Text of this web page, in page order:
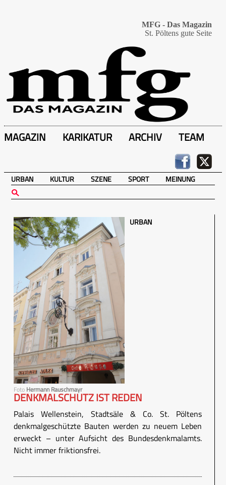
MFG - Das Magazin
St. Pöltens gute Seite
MAGAZIN KARIKATUR ARCHIV TEAM
URBAN KULTUR SZENE SPORT MEINUNG
Foto Hermann Rauschmayr
URBAN
DENKMALSCHUTZ IST REDEN
Palais Wellenstein, Stadtsäle & Co. St. Pöltens
denkmalgeschützte Bauten werden zu neuem Leben
erweckt – unter Aufsicht des Bundesdenkmalamts.
Nicht immer friktionsfrei.